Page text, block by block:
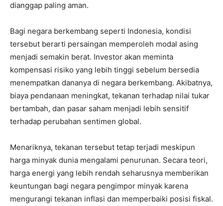
dianggap paling aman.
Bagi negara berkembang seperti Indonesia, kondisi
tersebut berarti persaingan memperoleh modal asing
menjadi semakin berat. Investor akan meminta
kompensasi risiko yang lebih tinggi sebelum bersedia
menempatkan dananya di negara berkembang. Akibatnya,
biaya pendanaan meningkat, tekanan terhadap nilai tukar
bertambah, dan pasar saham menjadi lebih sensitif
terhadap perubahan sentimen global.
Menariknya, tekanan tersebut tetap terjadi meskipun
harga minyak dunia mengalami penurunan. Secara teori,
harga energi yang lebih rendah seharusnya memberikan
keuntungan bagi negara pengimpor minyak karena
mengurangi tekanan inflasi dan memperbaiki posisi fiskal.